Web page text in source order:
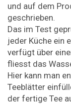
und auf dem
geschrieben.
Das im Test
jeder Küche ein
verfügt über
fliesst das
Hier kann man
Teeblätter
der fertige Tee